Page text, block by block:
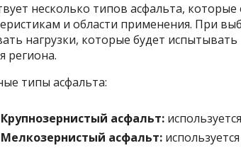
несколько типов асфальта,
и области применения. При
нагрузки, которые будет
региона.
типы асфальта:
Крупнозернистый асфальт:
Мелкозернистый асфальт: